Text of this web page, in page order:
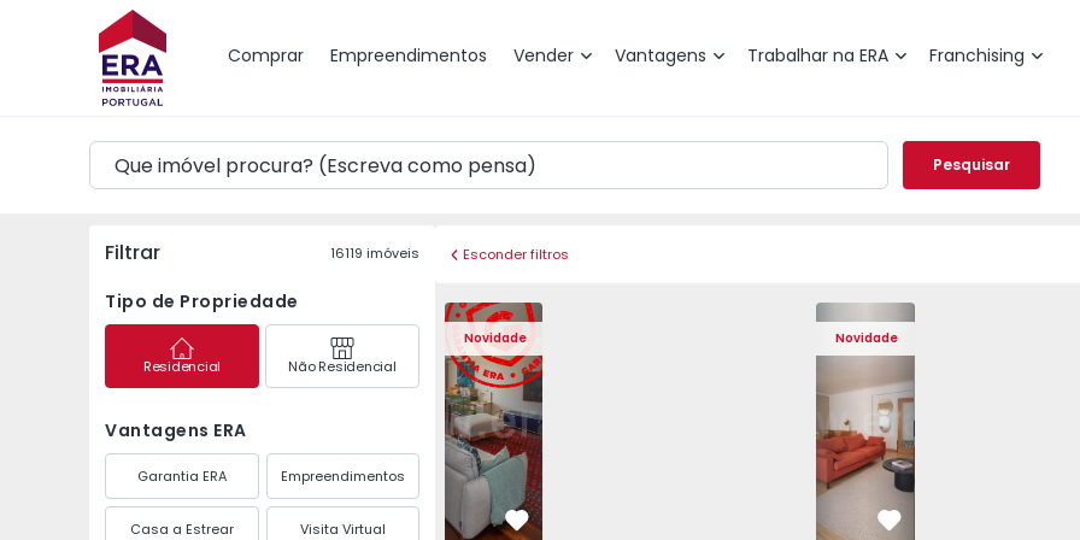
Comprar Empreendimentos Vender Vantagens Trabalhar na ERA Franchising
Mapa
Pesquisar
Filtrar 16119 imóveis
Tipo de Propriedade
Residencial Não Residencial
Vantagens ERA
Garantia ERA Empreendimentos
Casa a Estrear Visita Virtual
Esconder filtros
Novidade
Apartamento T3 Póvoa de Varzim, Póvoa de Varzim, Beiriz e Argivai - 1574602 - 20
Apartamento T3 Póvoa de Varzim, Póvoa de Varzim, Beiriz e Argivai -
Apartamento T3 Póvoa de Varzim, Póvoa de Varzim, Beiriz
Apartamento T3 Póvoa de Varzim, Póvoa de
Apartamento T3 Póvoa de Varzim,
Apartamento T3 Póvoa de
Apartamento
Favorito
Novidade
Apartamento T4 Cascais, São
Apartamento T4 Cascais,
Apartamento T4
Favorito